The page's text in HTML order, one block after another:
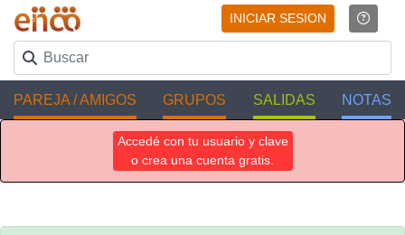
INICIAR SESION
PAREJA / AMIGOS GRUPOS SALIDAS NOTAS
Accedé con tu usuario y clave
o crea una cuenta gratis.